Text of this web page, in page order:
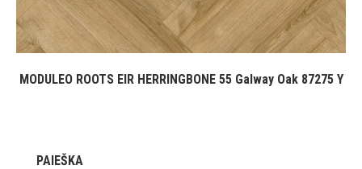
MODULEO ROOTS EIR HERRINGBONE 55 Galway Oak 87275 Y
PAIEŠKA